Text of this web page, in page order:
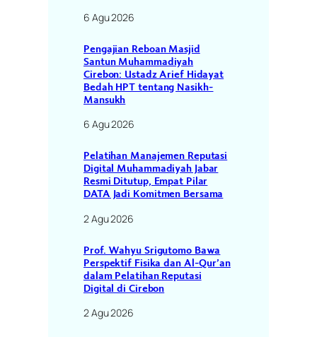
6 Agu 2026
Pengajian Reboan Masjid
Santun Muhammadiyah
Cirebon: Ustadz Arief Hidayat
Bedah HPT tentang Nasikh-
Mansukh
6 Agu 2026
Pelatihan Manajemen Reputasi
Digital Muhammadiyah Jabar
Resmi Ditutup, Empat Pilar
DATA Jadi Komitmen Bersama
2 Agu 2026
Prof. Wahyu Srigutomo Bawa
Perspektif Fisika dan Al-Qur’an
dalam Pelatihan Reputasi
Digital di Cirebon
2 Agu 2026